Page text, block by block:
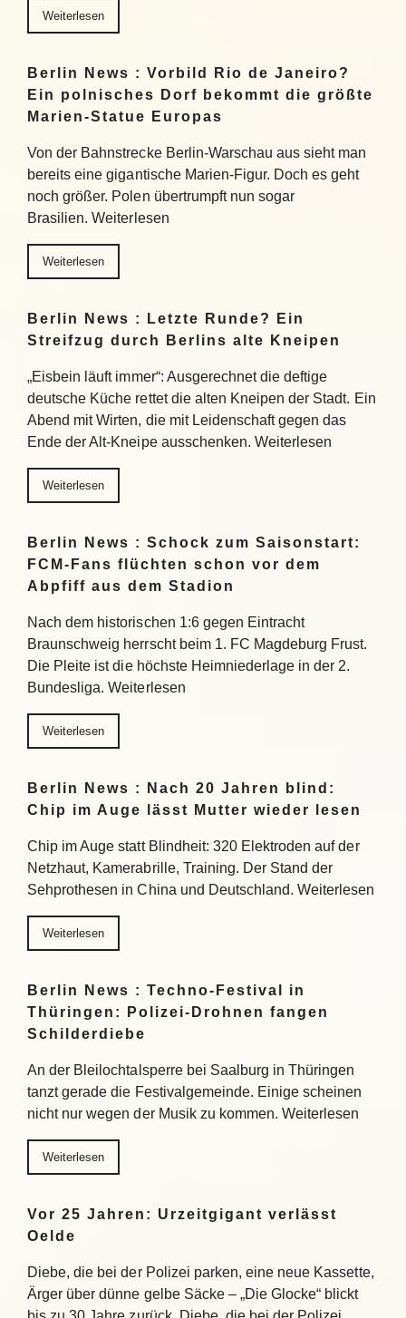
Weiterlesen
Berlin News : Vorbild Rio de Janeiro?
Ein polnisches Dorf bekommt die größte
Marien-Statue Europas
Von der Bahnstrecke Berlin-Warschau aus sieht man
bereits eine gigantische Marien-Figur. Doch es geht
noch größer. Polen übertrumpft nun sogar
Brasilien. Weiterlesen
Weiterlesen
Berlin News : Letzte Runde? Ein
Streifzug durch Berlins alte Kneipen
„Eisbein läuft immer“: Ausgerechnet die deftige
deutsche Küche rettet die alten Kneipen der Stadt. Ein
Abend mit Wirten, die mit Leidenschaft gegen das
Ende der Alt-Kneipe ausschenken. Weiterlesen
Weiterlesen
Berlin News : Schock zum Saisonstart:
FCM-Fans flüchten schon vor dem
Abpfiff aus dem Stadion
Nach dem historischen 1:6 gegen Eintracht
Braunschweig herrscht beim 1. FC Magdeburg Frust.
Die Pleite ist die höchste Heimniederlage in der 2.
Bundesliga. Weiterlesen
Weiterlesen
Berlin News : Nach 20 Jahren blind:
Chip im Auge lässt Mutter wieder lesen
Chip im Auge statt Blindheit: 320 Elektroden auf der
Netzhaut, Kamerabrille, Training. Der Stand der
Sehprothesen in China und Deutschland. Weiterlesen
Weiterlesen
Berlin News : Techno-Festival in
Thüringen: Polizei-Drohnen fangen
Schilderdiebe
An der Bleilochtalsperre bei Saalburg in Thüringen
tanzt gerade die Festivalgemeinde. Einige scheinen
nicht nur wegen der Musik zu kommen. Weiterlesen
Weiterlesen
Vor 25 Jahren: Urzeitgigant verlässt
Oelde
Diebe, die bei der Polizei parken, eine neue Kassette,
Ärger über dünne gelbe Säcke – „Die Glocke“ blickt